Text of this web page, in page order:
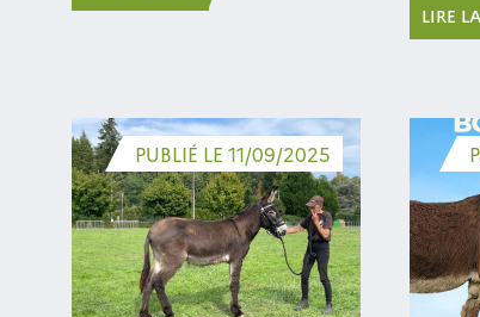
LIRE
PUBLIÉ LE 11/09/2025